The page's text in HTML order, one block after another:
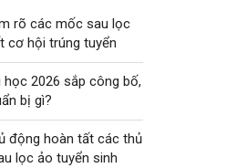
rõ các mốc sau lọc
cơ hội trúng tuyển
2026 sắp công bố,
bị gì?
động hoàn tất các thủ
lọc ảo tuyển sinh